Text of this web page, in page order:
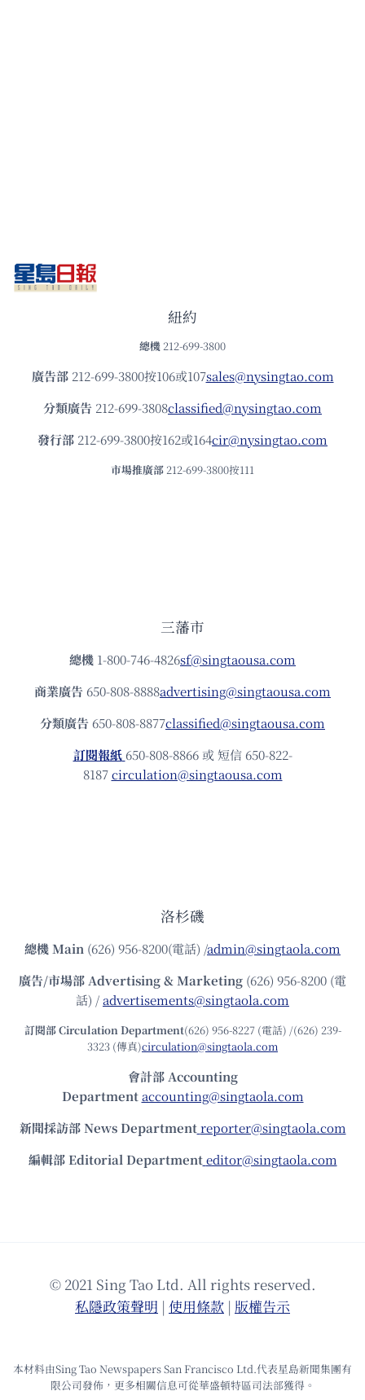
紐約
總機 212-699-3800
廣告部212-699-3800按106或107sales@nysingtao.com
分類廣告 212-699-3808classified@nysingtao.com
發⾏部 212-699-3800按162或164cir@nysingtao.com
市場推廣部 212-699-3800按111
三藩市
總機 1-800-746-4826sf@singtaousa.com
商業廣告 650-808-8888advertising@singtaousa.com
分類廣告 650-808-8877classified@singtaousa.com
訂閱報紙 650-808-8866 或 短信 650-822-
8187circulation@singtaousa.com
洛杉磯
總機Main (626) 956-8200(電話) /admin@singtaola.com
廣告/市場部Advertising & Marketing (626) 956-8200 (電
話) /advertisements@singtaola.com
訂閱部 Circulation Department(626) 956-8227 (電話) /(626) 239-
3323 (傳真)circulation@singtaola.com
會計部 Accounting
Department accounting@singtaola.com
新聞採訪部 News Department reporter@singtaola.com
編輯部 Editorial Department editor@singtaola.com
© 2021 Sing Tao Ltd. All rights reserved.
私隱政策聲明 | 使⽤條款 | 版權告⽰
本材料由Sing Tao Newspapers San Francisco Ltd.代表星島新聞集團有
限公司發佈，更多相關信息可從華盛頓特區司法部獲得。